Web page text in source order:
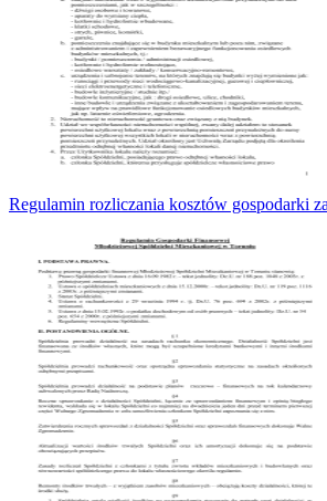
Regulamin rozliczania kosztów gospodarki